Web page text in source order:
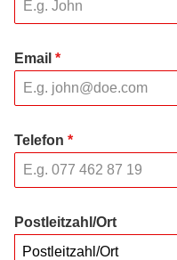
Email *
Telefon *
Postleitzahl/Ort
Postleitzahl/Ort